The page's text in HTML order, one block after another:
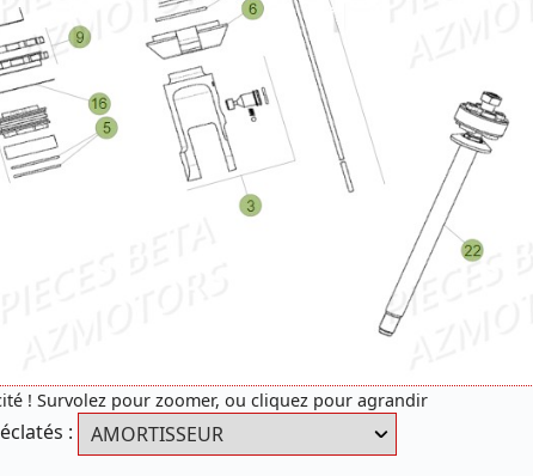
! Survolez pour zoomer, ou cliquez pour agrandir
: